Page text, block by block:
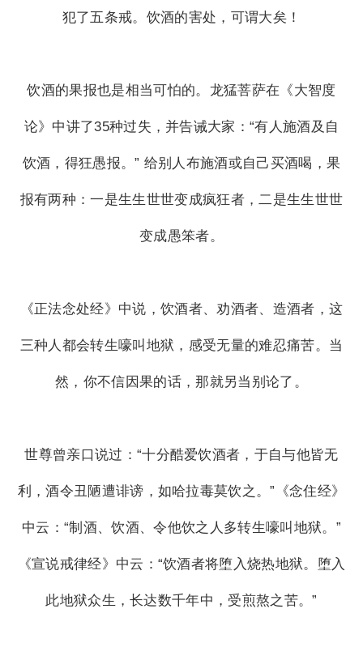
犯了五条戒。饮酒的害处，可谓大矣！
饮酒的果报也是相当可怕的。龙猛菩萨在《大智度
论》中讲了35种过失，并告诫大家：“有人施酒及自
饮酒，得狂愚报。” 给别人布施酒或自己买酒喝，果
报有两种：一是生生世世变成疯狂者，二是生生世世
变成愚笨者。
《正法念处经》中说，饮酒者、劝酒者、造酒者，这
三种人都会转生嚎叫地狱，感受无量的难忍痛苦。当
然，你不信因果的话，那就另当别论了。
世尊曾亲口说过：“十分酷爱饮酒者，于自与他皆无
利，酒令丑陋遭诽谤，如哈拉毒莫饮之。”《念住经》
中云：“制酒、饮酒、令他饮之人多转生嚎叫地狱。”
《宣说戒律经》中云：“饮酒者将堕入烧热地狱。堕入
此地狱众生，长达数千年中，受煎熬之苦。”